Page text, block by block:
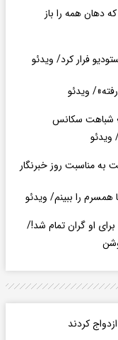
دهان همه را باز
فرار کرد/ ویدئو
ویدئو
شباهت سکانس
ویدئو
به مناسبت روز خبرنگار
را ببینم/ ویدئو
او گران تمام شد!/
کردند